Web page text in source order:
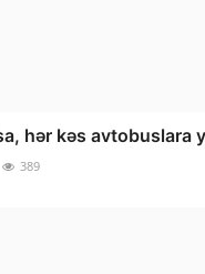
hər kəs avtobuslara
389